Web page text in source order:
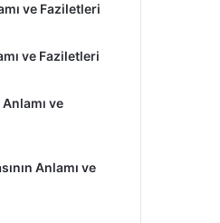
ve Faziletleri
ve Faziletleri
ve
Anlamı ve